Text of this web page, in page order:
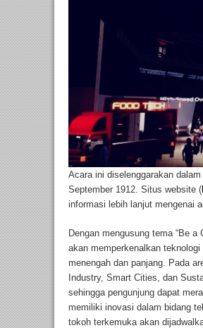
Acara ini diselenggarakan
September 1912. Situs website (
informasi lebih lanjut mengenai
Dengan mengusung tema “Be
akan memperkenalkan
menengah dan panjang. Pada
Industry, Smart Cities, dan
sehingga pengunjung dapat
memiliki inovasi dalam bidang
tokoh terkemuka akan